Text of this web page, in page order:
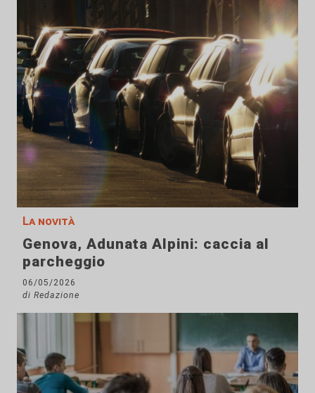
La novità
Genova, Adunata Alpini: caccia al
parcheggio
06/05/2026
di Redazione